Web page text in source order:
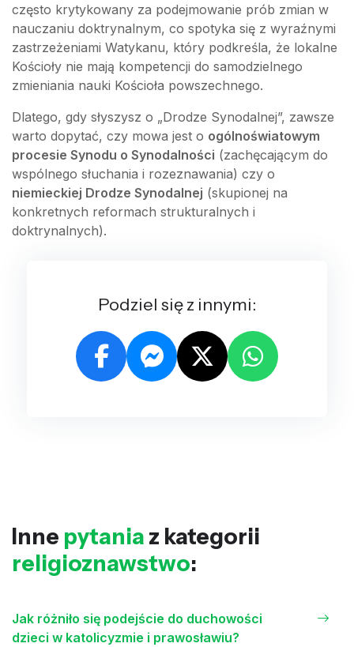
często krytykowany za podejmowanie prób zmian w
nauczaniu doktrynalnym, co spotyka się z wyraźnymi
zastrzeżeniami Watykanu, który podkreśla, że lokalne
Kościoły nie mają kompetencji do samodzielnego
zmieniania nauki Kościoła powszechnego.
Dlatego, gdy słyszysz o „Drodze Synodalnej”, zawsze
warto dopytać, czy mowa jest o ogólnoświatowym
procesie Synodu o Synodalności (zachęcającym do
wspólnego słuchania i rozeznawania) czy o
niemieckiej Drodze Synodalnej (skupionej na
konkretnych reformach strukturalnych i
doktrynalnych).
Podziel się z innymi:
Inne pytania z kategorii
religioznawstwo:
Jak różniło się podejście do duchowości
dzieci w katolicyzmie i prawosławiu?